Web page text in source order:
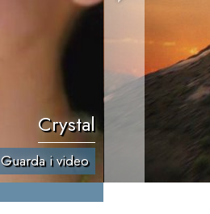
Crystal
Guarda i video